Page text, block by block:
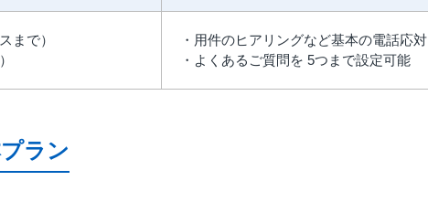
まで）
・用件のヒアリングなど基本の電話応対
・よくあるご質問を 5つまで設定可能
ラン